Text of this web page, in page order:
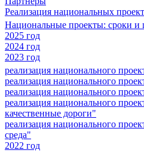
Реализация национальных
Национальные проекты: сроки и
2025 год
2024 год
2023 год
реализация национального
реализация национального
реализация национального
реализация национального
качественные дороги"
реализация национального
среда"
2022 год